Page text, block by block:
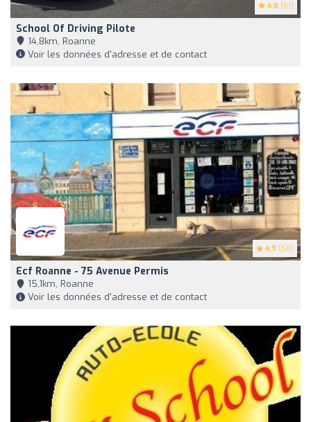
4.8 (61)
School Of Driving Pilote
14,8km, Roanne
Voir les données d'adresse et de contact
4.9 (68)
Ecf Roanne - 75 Avenue Permis
15,1km, Roanne
Voir les données d'adresse et de contact